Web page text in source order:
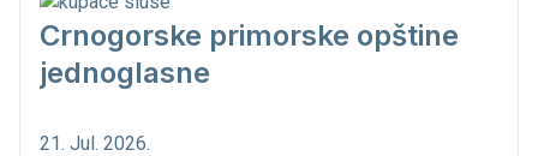
Crnogorske primorske opštine
jednoglasne
21. Jul. 2026.